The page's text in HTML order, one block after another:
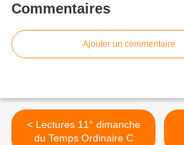
Commentaires
Ajouter un commentaire
< Lectures 11° dimanche
du Temps Ordinaire C